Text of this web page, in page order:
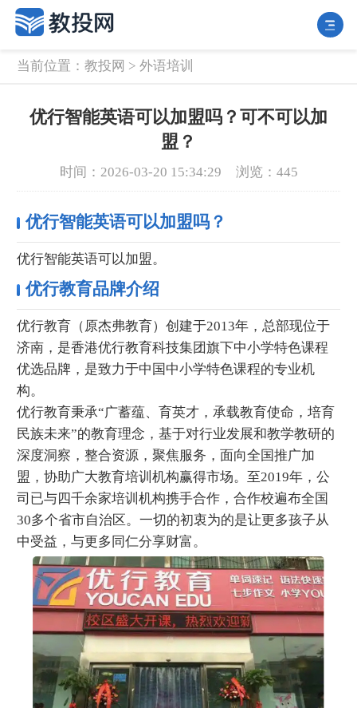
当前位置： 教投网 > 外语培训
优行智能英语可以加盟吗？可不可以加
盟？
时间：2026-03-20 15:34:29 浏览：445
优行智能英语可以加盟吗？
优行智能英语可以加盟。
优行教育品牌介绍
优行教育（原杰弗教育）创建于2013年，总部现位于
济南，是香港优行教育科技集团旗下中小学特色课程
优选品牌，是致力于中国中小学特色课程的专业机
构。
优行教育秉承“广蓄蕴、育英才，承载教育使命，培育
民族未来”的教育理念，基于对行业发展和教学教研的
深度洞察，整合资源，聚焦服务，面向全国推广加
盟，协助广大教育培训机构赢得市场。至2019年，公
司已与四千余家培训机构携手合作，合作校遍布全国
30多个省市自治区。一切的初衷为的是让更多孩子从
中受益，与更多同仁分享财富。